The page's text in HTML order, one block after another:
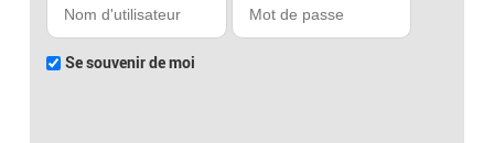
Se souvenir de moi